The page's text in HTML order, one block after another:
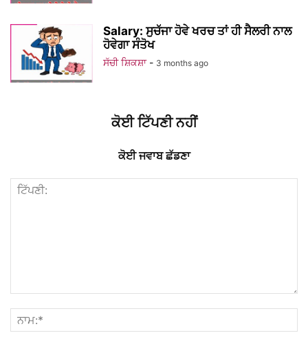
Salary: ਸੁਚੱਜਾ ਹੋਵੇ ਖਰਚ ਤਾਂ ਹੀ ਸੈਲਰੀ ਨਾਲ
ਹੋਵੇਗਾ ਸੰਤੋਖ
ਸੱਚੀ ਸ਼ਿਕਸ਼ਾ - 3 months ago
ਕੋਈ ਟਿੱਪਣੀ ਨਹੀਂ
ਕੋਈ ਜਵਾਬ ਛੱਡਣਾ